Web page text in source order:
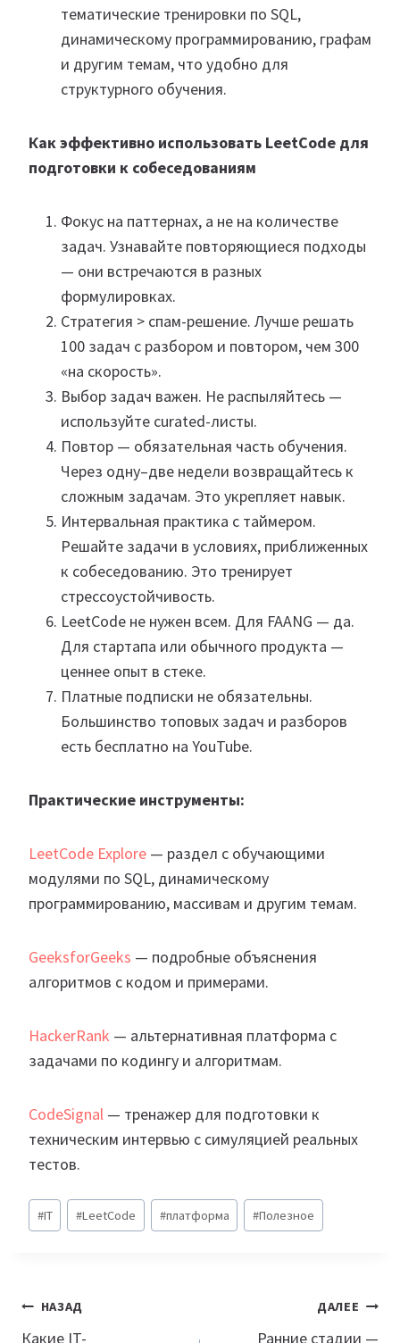
тематические тренировки по SQL,
динамическому программированию, графам
и другим темам, что удобно для
структурного обучения.
Как эффективно использовать LeetCode для
подготовки к собеседованиям
Фокус на паттернах, а не на количестве
задач. Узнавайте повторяющиеся подходы
— они встречаются в разных
формулировках.
Стратегия > спам-решение. Лучше решать
100 задач с разбором и повтором, чем 300
«на скорость».
Выбор задач важен. Не распыляйтесь —
используйте curated-листы.
Повтор — обязательная часть обучения.
Через одну–две недели возвращайтесь к
сложным задачам. Это укрепляет навык.
Интервальная практика с таймером.
Решайте задачи в условиях, приближенных
к собеседованию. Это тренирует
стрессоустойчивость.
LeetCode не нужен всем. Для FAANG — да.
Для стартапа или обычного продукта —
ценнее опыт в стеке.
Платные подписки не обязательны.
Большинство топовых задач и разборов
есть бесплатно на YouTube.
Практические инструменты:
LeetCode Explore — раздел с обучающими
модулями по SQL, динамическому
программированию, массивам и другим темам.
GeeksforGeeks — подробные объяснения
алгоритмов с кодом и примерами.
HackerRank — альтернативная платформа с
задачами по кодингу и алгоритмам.
CodeSignal — тренажер для подготовки к
техническим интервью с симуляцией реальных
тестов.
Метки
записи:
#IT #LeetCode #платформа #Полезное
Навигация
НАЗАД
Какие IT-
ДАЛЕЕ
Ранние стадии —